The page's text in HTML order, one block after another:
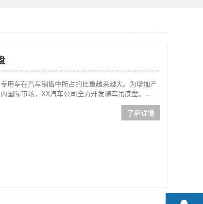
用车在汽车销售中所占的比重越来越大。为增加产
国际市场，XX汽车公司全力开发随车吊底盘。…
了解详情